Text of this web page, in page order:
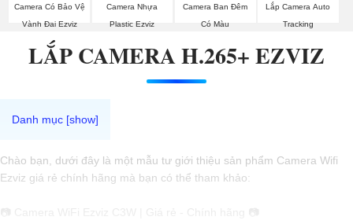
Camera Có Bảo Vệ
Vành Đai Ezviz
Camera Nhựa
Plastic Ezviz
Camera Ban Đêm
Có Màu
Lắp Camera Auto
Tracking
LẮP CAMERA H.265+ EZVIZ
Chào bạn, dưới đây là một mẫu tư giới thiệu sản phẩm Camera Wifi
Ezviz giá rẻ chính hãng mà bạn có thể tham khảo: